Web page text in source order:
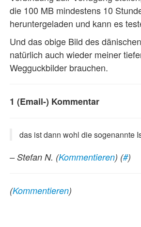
die 100 MB mindestens 10
heruntergeladen und kann es
Und das obige Bild des
natürlich auch wieder meiner
Wegguckbilder brauchen.
1 (Email-) Kommentar
das ist dann wohl die sogenannte
– Stefan N. (Kommentieren) (#)
(Kommentieren)